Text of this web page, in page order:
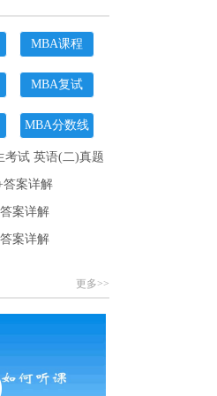
MBA课程
MBA复试
MBA分数线
考试 英语(二)真题
答案详解
案详解
案详解
更多>>